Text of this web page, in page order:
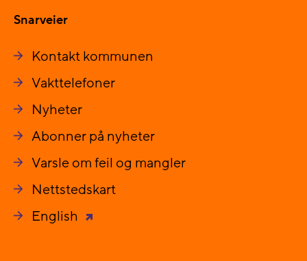
Snarveier
Kontakt kommunen
Vakttelefoner
Nyheter
Abonner på nyheter
Varsle om feil og mangler
Nettstedskart
English